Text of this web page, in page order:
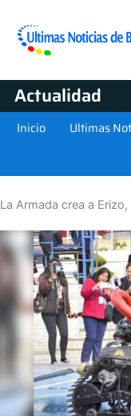
Actualidad
Inicio Ultimas
La Armada crea a